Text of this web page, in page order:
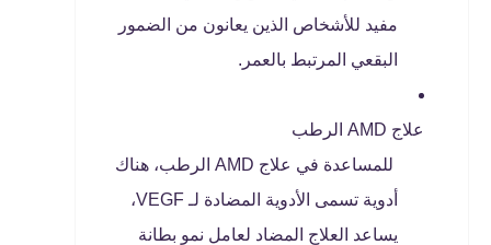
مفيد للأشخاص الذين يعانون من الضمور
البقعي المرتبط بالعمر.
علاج AMD الرطب
للمساعدة في علاج AMD الرطب، هناك
أدوية تسمى الأدوية المضادة لـ VEGF،
يساعد العلاج المضاد لعامل نمو بطانة